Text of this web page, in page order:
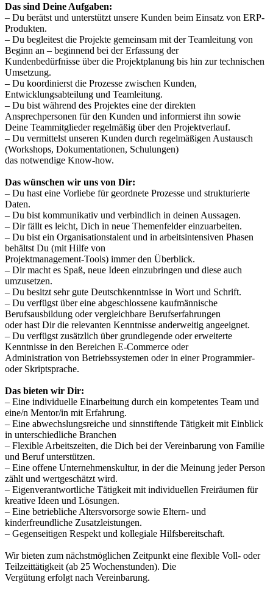
Das sind Deine Aufgaben:
– Du berätst und unterstützt unsere Kunden beim Einsatz von ERP-
Produkten.
– Du begleitest die Projekte gemeinsam mit der Teamleitung von
Beginn an – beginnend bei der Erfassung der
Kundenbedürfnisse über die Projektplanung bis hin zur technischen
Umsetzung.
– Du koordinierst die Prozesse zwischen Kunden,
Entwicklungsabteilung und Teamleitung.
– Du bist während des Projektes eine der direkten
Ansprechpersonen für den Kunden und informierst ihn sowie
Deine Teammitglieder regelmäßig über den Projektverlauf.
– Du vermittelst unseren Kunden durch regelmäßigen Austausch
(Workshops, Dokumentationen, Schulungen)
das notwendige Know-how.
Das wünschen wir uns von Dir:
– Du hast eine Vorliebe für geordnete Prozesse und strukturierte
Daten.
– Du bist kommunikativ und verbindlich in deinen Aussagen.
– Dir fällt es leicht, Dich in neue Themenfelder einzuarbeiten.
– Du bist ein Organisationstalent und in arbeitsintensiven Phasen
behältst Du (mit Hilfe von
Projektmanagement-Tools) immer den Überblick.
– Dir macht es Spaß, neue Ideen einzubringen und diese auch
umzusetzen.
– Du besitzt sehr gute Deutschkenntnisse in Wort und Schrift.
– Du verfügst über eine abgeschlossene kaufmännische
Berufsausbildung oder vergleichbare Berufserfahrungen
oder hast Dir die relevanten Kenntnisse anderweitig angeeignet.
– Du verfügst zusätzlich über grundlegende oder erweiterte
Kenntnisse in den Bereichen E-Commerce oder
Administration von Betriebssystemen oder in einer Programmier-
oder Skriptsprache.
Das bieten wir Dir:
– Eine individuelle Einarbeitung durch ein kompetentes Team und
eine/n Mentor/in mit Erfahrung.
– Eine abwechslungsreiche und sinnstiftende Tätigkeit mit Einblick
in unterschiedliche Branchen
– Flexible Arbeitszeiten, die Dich bei der Vereinbarung von Familie
und Beruf unterstützen.
– Eine offene Unternehmenskultur, in der die Meinung jeder Person
zählt und wertgeschätzt wird.
– Eigenverantwortliche Tätigkeit mit individuellen Freiräumen für
kreative Ideen und Lösungen.
– Eine betriebliche Altersvorsorge sowie Eltern- und
kinderfreundliche Zusatzleistungen.
– Gegenseitigen Respekt und kollegiale Hilfsbereitschaft.
Wir bieten zum nächstmöglichen Zeitpunkt eine flexible Voll- oder
Teilzeittätigkeit (ab 25 Wochenstunden). Die
Vergütung erfolgt nach Vereinbarung.